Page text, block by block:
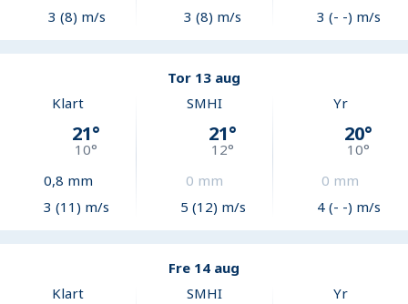
3 (8) m/s
3 (8) m/s
3 (- -) m/s
Tor 13 aug
Klart
21°
10°
0,8 mm
3 (11) m/s
SMHI
21°
12°
0 mm
5 (12) m/s
Yr
20°
10°
0 mm
4 (- -) m/s
Fre 14 aug
Klart
SMHI Yr